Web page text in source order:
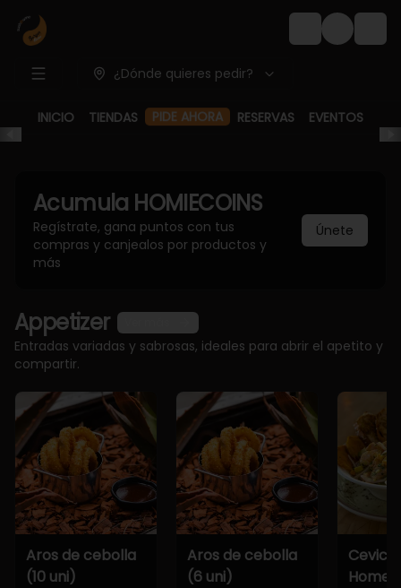
Login
¿Dónde quieres pedir?
INICIO TIENDAS
PIDE AHORA
RESERVAS EVENTOS
Acumula HOMIECOINS
Regístrate, gana puntos con tus
compras y canjealos por productos y
más
Únete
Appetizer
Entradas variadas y sabrosas, ideales para abrir el apetito y
compartir.
Aros de cebolla
(10 uni)
Aros de cebolla
(6 uni)
Home